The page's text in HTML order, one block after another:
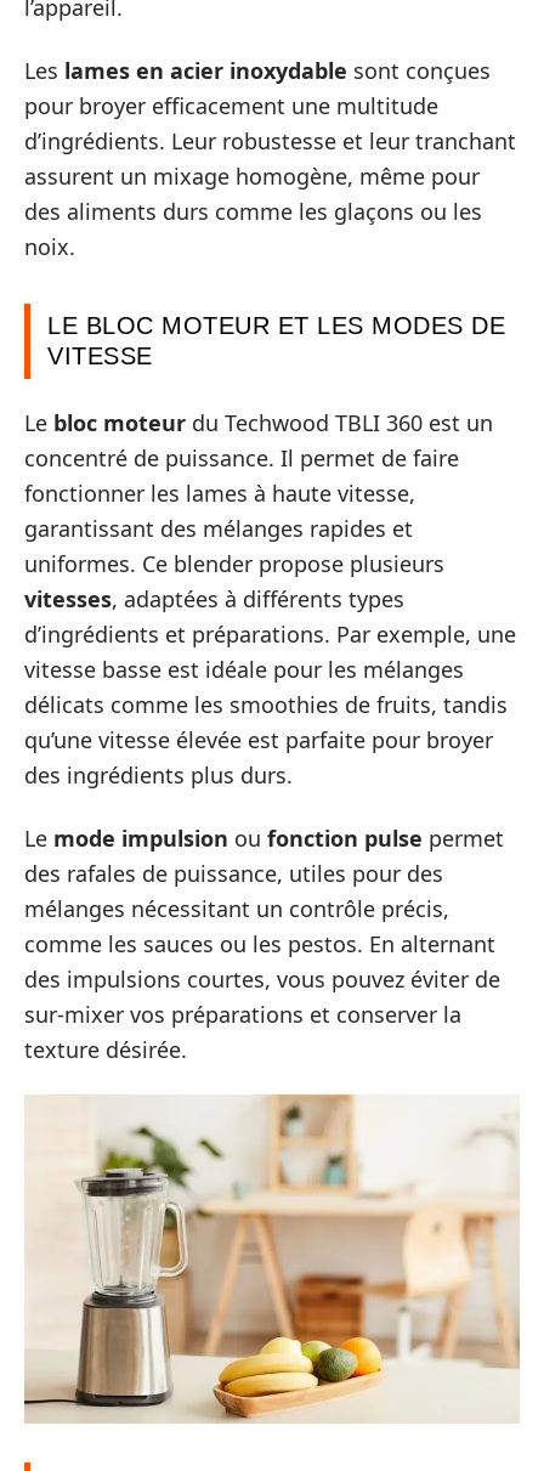
l’appareil.
Les lames en acier inoxydable sont conçues
pour broyer efficacement une multitude
d’ingrédients. Leur robustesse et leur tranchant
assurent un mixage homogène, même pour
des aliments durs comme les glaçons ou les
noix.
LE BLOC MOTEUR ET LES MODES DE
VITESSE
Le bloc moteur du Techwood TBLI 360 est un
concentré de puissance. Il permet de faire
fonctionner les lames à haute vitesse,
garantissant des mélanges rapides et
uniformes. Ce blender propose plusieurs
vitesses, adaptées à différents types
d’ingrédients et préparations. Par exemple, une
vitesse basse est idéale pour les mélanges
délicats comme les smoothies de fruits, tandis
qu’une vitesse élevée est parfaite pour broyer
des ingrédients plus durs.
Le mode impulsion ou fonction pulse permet
des rafales de puissance, utiles pour des
mélanges nécessitant un contrôle précis,
comme les sauces ou les pestos. En alternant
des impulsions courtes, vous pouvez éviter de
sur-mixer vos préparations et conserver la
texture désirée.